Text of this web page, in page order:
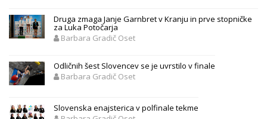
Druga zmaga Janje Garnbret v Kranju in prve stopničke
za Luka Potočarja
Barbara Gradič Oset
Odličnih šest Slovencev se je uvrstilo v finale
Barbara Gradič Oset
Slovenska enajsterica v polfinale tekme